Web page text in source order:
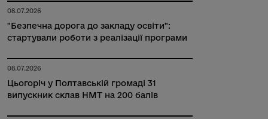
08.07.2026
"Безпечна дорога до закладу освіти":
стартували роботи з реалізації програми
08.07.2026
Цьогоріч у Полтавській громаді 31
випускник склав НМТ на 200 балів